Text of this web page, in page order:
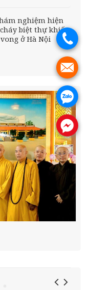
nghiệm hiện
biệt thự khiến
ở Hà Nội
.
.
.
.